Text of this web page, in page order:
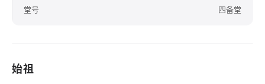
堂号 四备堂
始祖